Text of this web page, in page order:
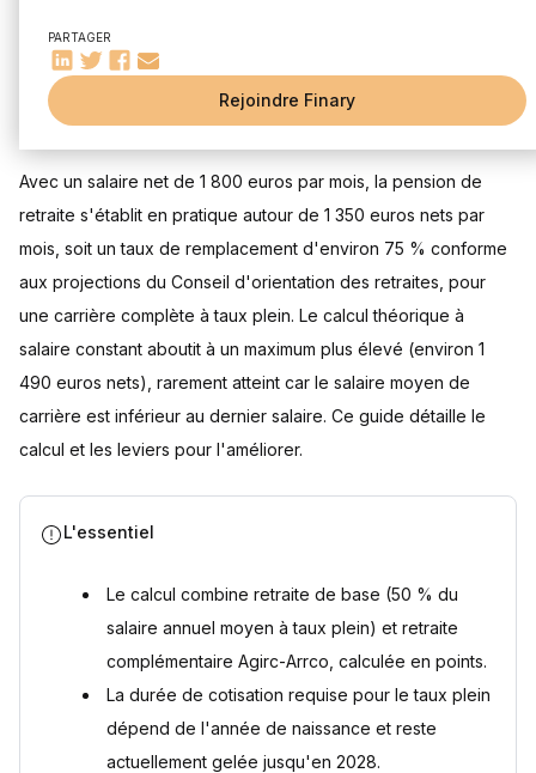
Salaire moyen
Carrière professionnelle
Régime général
Régimes spéciaux
Simulateur de retraite
Comment compléter sa retraite par l'épargne ?
La retraite selon l'âge et le sexe
Questions fréquentes
Quelle retraite pour un salaire de 1800 euros net par mois ?
Quelle est la retraite d'une femme qui n'a jamais travaillé ?
Quel est le montant minimum de la retraite en France ?
Comment estimer plus précisément sa future retraite ?
1800 euros nets ?
Sources
PARTAGER
Rejoindre Finary
Mis à jour le 27 juillet 2026
Avec un salaire net de 1 800 euros par mois, la pension de
retraite s'établit en pratique autour de 1 350 euros nets par
mois, soit un taux de remplacement d'environ 75 % conforme
aux projections du Conseil d'orientation des retraites, pour
une carrière complète à taux plein. Le calcul théorique à
salaire constant aboutit à un maximum plus élevé (environ 1
490 euros nets), rarement atteint car le salaire moyen de
carrière est inférieur au dernier salaire. Ce guide détaille le
calcul et les leviers pour l'améliorer.
L'essentiel
Le calcul combine retraite de base (50 % du
salaire annuel moyen à taux plein) et retraite
complémentaire Agirc-Arrco, calculée en points.
La durée de cotisation requise pour le taux plein
dépend de l'année de naissance et reste
actuellement gelée jusqu'en 2028.